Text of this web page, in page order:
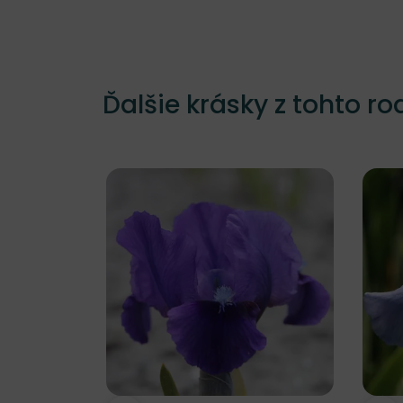
Ďalšie krásky z tohto